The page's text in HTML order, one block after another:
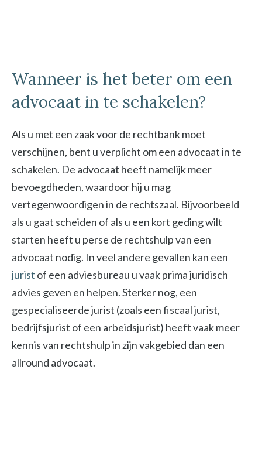
Wanneer is het beter om een
advocaat in te schakelen?
Als u met een zaak voor de rechtbank moet
verschijnen, bent u verplicht om een advocaat in te
schakelen. De advocaat heeft namelijk meer
bevoegdheden, waardoor hij u mag
vertegenwoordigen in de rechtszaal. Bijvoorbeeld
als u gaat scheiden of als u een kort geding wilt
starten heeft u perse de rechtshulp van een
advocaat nodig. In veel andere gevallen kan een
jurist of een adviesbureau u vaak prima juridisch
advies geven en helpen. Sterker nog, een
gespecialiseerde jurist (zoals een fiscaal jurist,
bedrijfsjurist of een arbeidsjurist) heeft vaak meer
kennis van rechtshulp in zijn vakgebied dan een
allround advocaat.